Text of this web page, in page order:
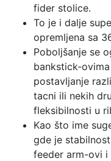
fider stolice.
To je i dalje
opremljena sa
Poboljšanje se
bankstick-
postavljanje
tacni ili nekih
fleksibilnosti u
Kao što ime
gde je
feeder arm-ovi i